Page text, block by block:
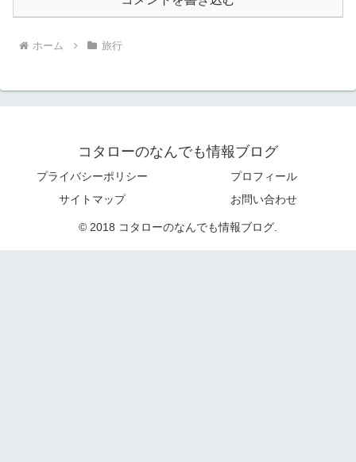
ホーム 旅行
コタローのなんでも情報ブログ
プライバシーポリシー
プロフィール
サイトマップ
お問い合わせ
© 2018 コタローのなんでも情報ブログ.